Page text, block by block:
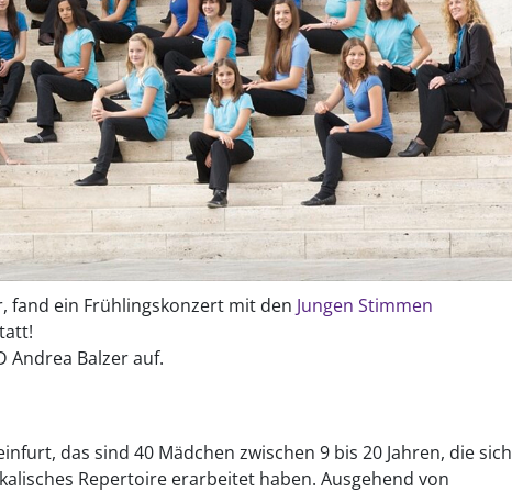
fand ein Frühlingskonzert mit den Jungen Stimmen
Andrea Balzer auf.
das sind 40 Mädchen zwischen 9 bis 20 Jahren, die sich
Repertoire erarbeitet haben. Ausgehend von